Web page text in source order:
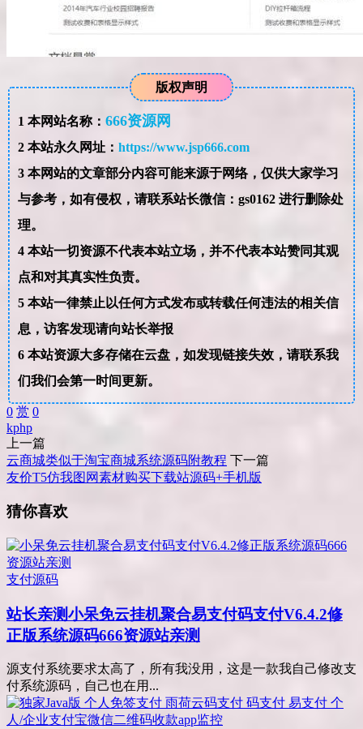
版权声明
1 本网站名称： 666资源网
2本站永久网址： https://www.jsp666.com
3本网站的文章部分内容可能来源于网络，仅供大家学习
与参考，如有侵权，请联系站长微信：gs0162 进行删除处
理。
4本站一切资源不代表本站立场，并不代表本站赞同其观
点和对其真实性负责。
5本站一律禁止以任何方式发布或转载任何违法的相关信
息，访客发现请向站长举报
6本站资源大多存储在云盘，如发现链接失效，请联系我
们我们会第一时间更新。
0 赏 0
kphp
上一篇
云商城类似于淘宝商城系统源码附教程 下一篇
友价T5仿我图网素材购买下载站源码+手机版
猜你喜欢
支付源码
站长亲测小呆免云挂机聚合易支付码支付V6.4.2修
正版系统源码666资源站亲测
源支付系统要求太高了，所有我没用，这是一款我自己修改支
付系统源码，自己也在用...